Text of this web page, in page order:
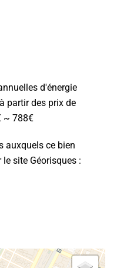
d'énergie
partir des prix de
~ 788€
auxquels ce bien
site Géorisques :